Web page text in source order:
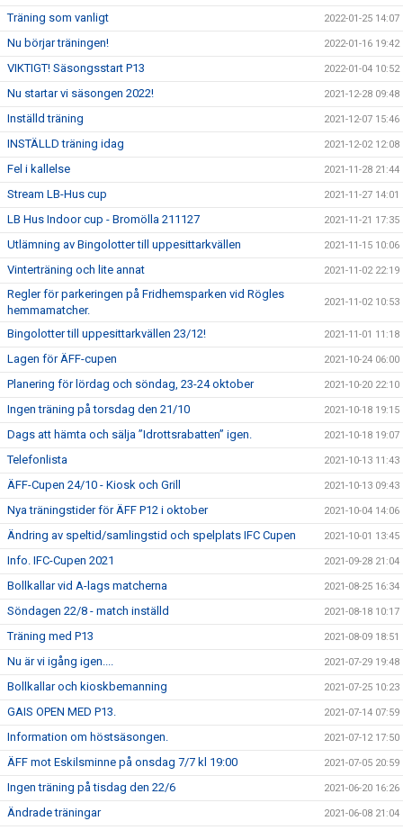
Träning som vanligt 2022-01-25 14:07
Nu börjar träningen! 2022-01-16 19:42
VIKTIGT! Säsongsstart P13 2022-01-04 10:52
Nu startar vi säsongen 2022! 2021-12-28 09:48
Inställd träning 2021-12-07 15:46
INSTÄLLD träning idag 2021-12-02 12:08
Fel i kallelse 2021-11-28 21:44
Stream LB-Hus cup 2021-11-27 14:01
LB Hus Indoor cup - Bromölla 211127 2021-11-21 17:35
Utlämning av Bingolotter till uppesittarkvällen 2021-11-15 10:06
Vinterträning och lite annat 2021-11-02 22:19
Regler för parkeringen på Fridhemsparken vid Rögles
hemmamatcher.
2021-11-02 10:53
Bingolotter till uppesittarkvällen 23/12! 2021-11-01 11:18
Lagen för ÄFF-cupen 2021-10-24 06:00
Planering för lördag och söndag, 23-24 oktober 2021-10-20 22:10
Ingen träning på torsdag den 21/10 2021-10-18 19:15
Dags att hämta och sälja ”Idrottsrabatten” igen. 2021-10-18 19:07
Telefonlista 2021-10-13 11:43
ÄFF-Cupen 24/10 - Kiosk och Grill 2021-10-13 09:43
Nya träningstider för ÄFF P12 i oktober 2021-10-04 14:06
Ändring av speltid/samlingstid och spelplats IFC Cupen 2021-10-01 13:45
Info. IFC-Cupen 2021 2021-09-28 21:04
Bollkallar vid A-lags matcherna 2021-08-25 16:34
Söndagen 22/8 - match inställd 2021-08-18 10:17
Träning med P13 2021-08-09 18:51
Nu är vi igång igen.... 2021-07-29 19:48
Bollkallar och kioskbemanning 2021-07-25 10:23
GAIS OPEN MED P13. 2021-07-14 07:59
Information om höstsäsongen. 2021-07-12 17:50
ÄFF mot Eskilsminne på onsdag 7/7 kl 19:00 2021-07-05 20:59
Ingen träning på tisdag den 22/6 2021-06-20 16:26
Ändrade träningar 2021-06-08 21:04